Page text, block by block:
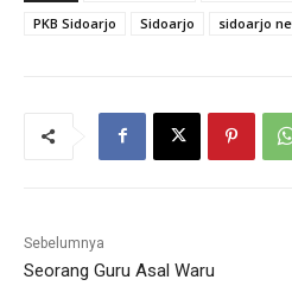
PKB Sidoarjo
Sidoarjo sidoarjo
Sebelumnya
Seorang Guru Asal Waru